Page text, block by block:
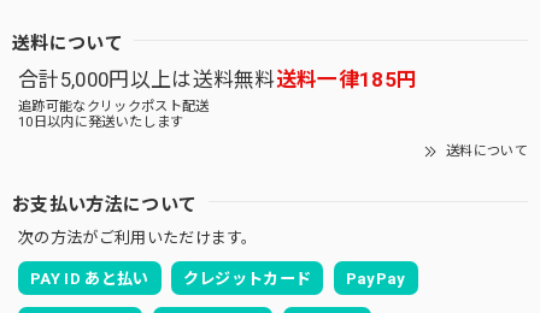
送料について
合計5,000円以上は送料無料送料一律185円
追跡可能なクリックポスト配送
10日以内に発送いたします
送料について
お支払い方法について
次の方法がご利用いただけます。
PAY ID あと払い クレジットカード PayPay